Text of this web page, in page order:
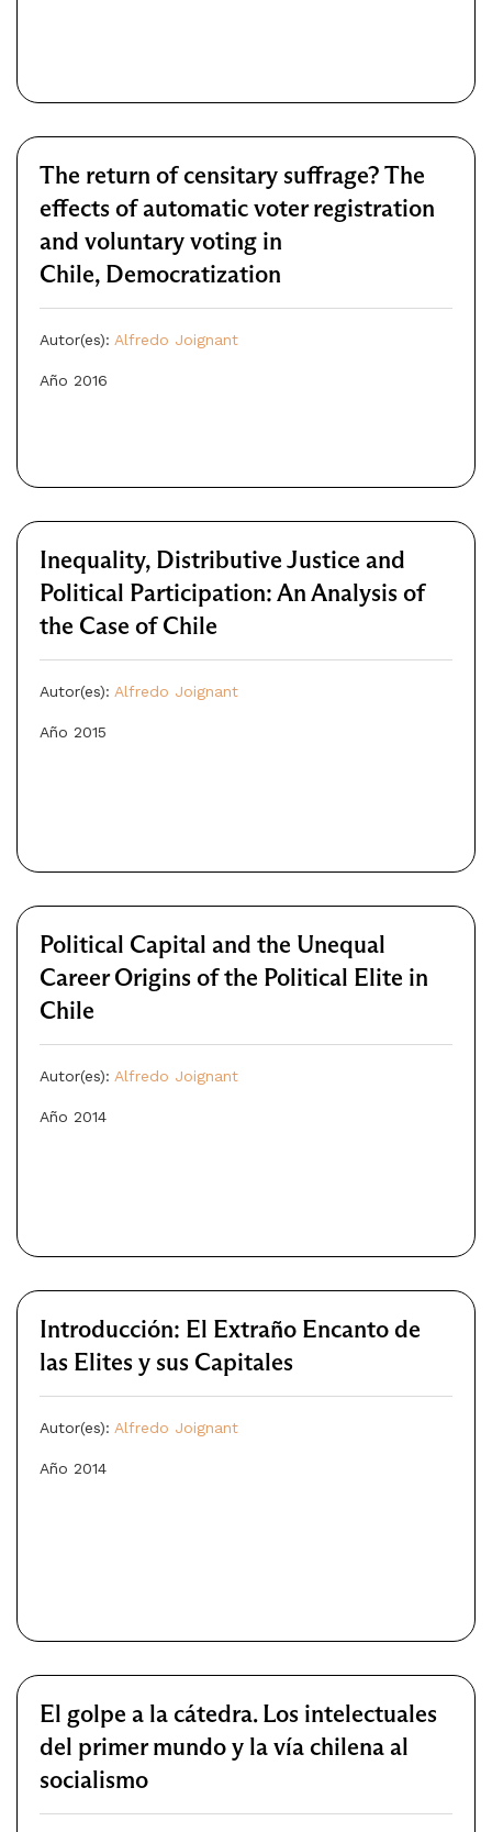
The return of censitary suffrage? The
effects of automatic voter registration
and voluntary voting in
Chile, Democratization
Autor(es): Alfredo Joignant
Año 2016
Inequality, Distributive Justice and
Political Participation: An Analysis of
the Case of Chile
Autor(es): Alfredo Joignant
Año 2015
Political Capital and the Unequal
Career Origins of the Political Elite in
Chile
Autor(es): Alfredo Joignant
Año 2014
Introducción: El Extraño Encanto de
las Elites y sus Capitales
Autor(es): Alfredo Joignant
Año 2014
El golpe a la cátedra. Los intelectuales
del primer mundo y la vía chilena al
socialismo